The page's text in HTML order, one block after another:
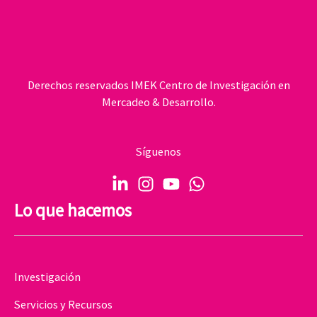
Derechos reservados IMEK Centro de Investigación en
Mercadeo & Desarrollo.
Síguenos
Lo que hacemos
Investigación
Servicios y Recursos